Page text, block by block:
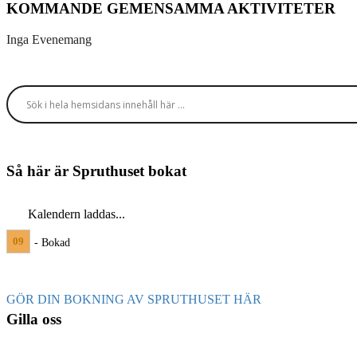
KOMMANDE GEMENSAMMA AKTIVITETER
Inga Evenemang
Så här är Spruthuset bokat
Kalendern laddas...
09 - Bokad
GÖR DIN BOKNING AV SPRUTHUSET HÄR
Gilla oss